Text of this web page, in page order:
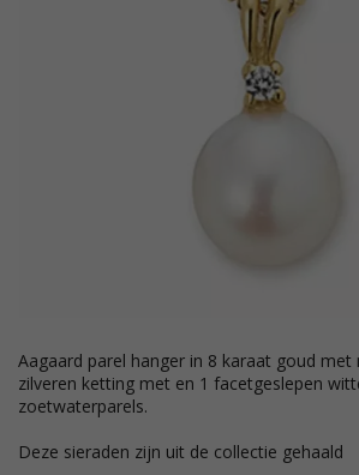
Aagaard parel hanger in 8 karaat goud met met vergulde
zilveren ketting met en 1 facetgeslepen
zoetwaterparels.
Deze sieraden zijn uit de collectie gehaald